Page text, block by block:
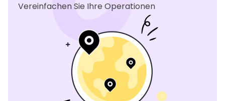
Vereinfachen Sie Ihre Operationen